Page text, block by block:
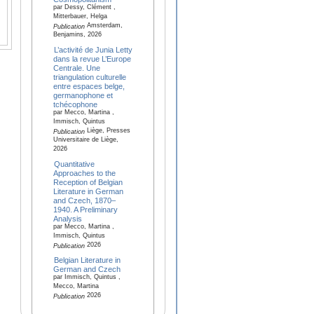
par Dessy, Clément ,
Mitterbauer, Helga
PublicationAmsterdam,
Benjamins, 2026
L’activité de Junia Letty
dans la revue L’Europe
Centrale. Une
triangulation culturelle
entre espaces belge,
germanophone et
tchécophone
par Mecco, Martina ,
Immisch, Quintus
PublicationLiège, Presses
Universitaire de Liège,
2026
Quantitative
Approaches to the
Reception of Belgian
Literature in German
and Czech, 1870–
1940. A Preliminary
Analysis
par Mecco, Martina ,
Immisch, Quintus
Publication2026
Belgian Literature in
German and Czech
par Immisch, Quintus ,
Mecco, Martina
Publication2026